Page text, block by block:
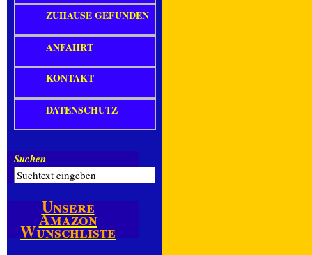
ZUHAUSE GEFUNDEN
ANFAHRT
KONTAKT
DATENSCHUTZ
Suchen
Unsere
Amazon
Wunschliste